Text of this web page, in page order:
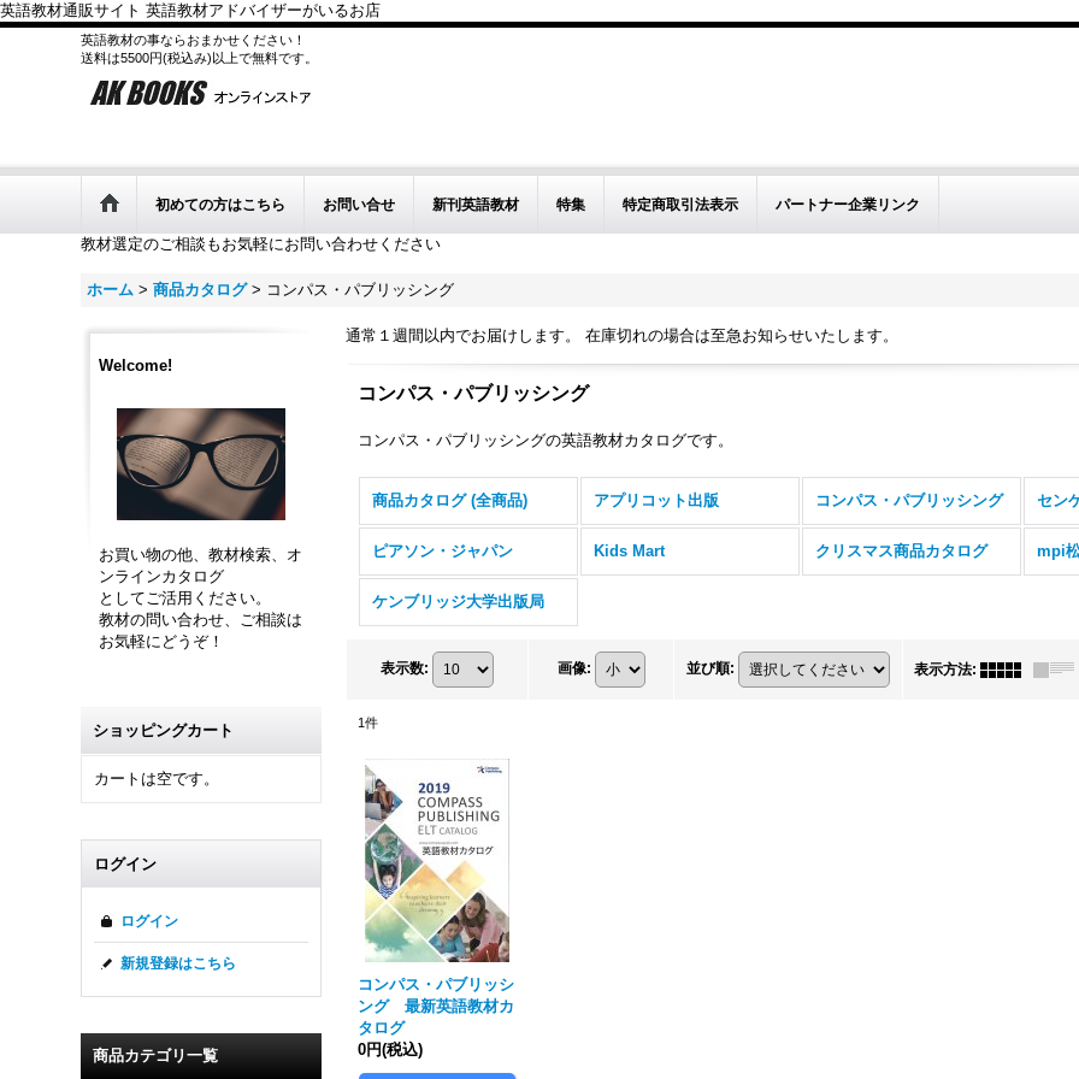
英語教材通販サイト 英語教材アドバイザーがいるお店
英語教材の事ならおまかせください！
送料は5500円(税込み)以上で無料です。
初めての方はこちら お問い合せ 新刊英語教材 特集 特定商取引法表示 パートナー企業リンク
教材選定のご相談もお気軽にお問い合わせください
ホーム > 商品カタログ > コンパス・パブリッシング
Welcome!
お買い物の他、教材検索、オ
ンラインカタログ
としてご活用ください。
教材の問い合わせ、ご相談は
お気軽にどうぞ！
ショッピングカート
カートは空です。
ログイン
ログイン
新規登録はこちら
商品カテゴリ一覧
通常１週間以内でお届けします。 在庫切れの場合は至急お知らせいたします。
コンパス・パブリッシング
コンパス・パブリッシングの英語教材カタログです。
商品カタログ (全商品) アプリコット出版 コンパス・パブリッシング セン
ピアソン・ジャパン Kids Mart クリスマス商品カタログ mpi
ケンブリッジ大学出版局
表示数: 画像: 並び順: 表示方法:
1件
コンパス・パブリッシ
ング 最新英語教材カ
タログ
0円(税込)